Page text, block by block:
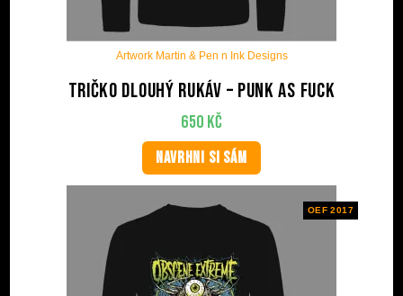
Artwork Martin & Pen n Ink Designs
Tričko dlouhý rukáv – Punk As Fuck
650 Kč
NAVRHNI SI SÁM
OEF 2017